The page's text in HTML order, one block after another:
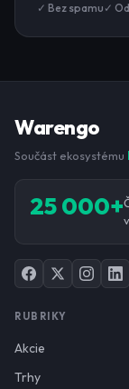
✓ Bez spamu ✓
Warengo
Součást ekosystému
25 000+
RUBRIKY
Akcie
Trhy